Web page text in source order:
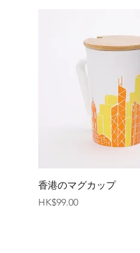
クイックビュ
香港のマグカップ
価格
HK$99.00